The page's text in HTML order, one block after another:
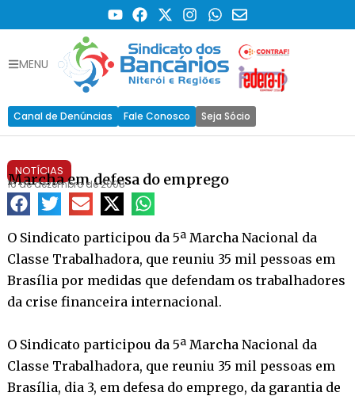
MENU
Canal de Denúncias Fale Conosco Seja Sócio
NOTÍCIAS
Marcha em defesa do emprego
16 de dezembro de 2008
O Sindicato participou da 5ª Marcha Nacional da
Classe Trabalhadora, que reuniu 35 mil pessoas em
Brasília por medidas que defendam os trabalhadores
da crise financeira internacional.
O Sindicato participou da 5ª Marcha Nacional da
Classe Trabalhadora, que reuniu 35 mil pessoas em
Brasília, dia 3, em defesa do emprego, da garantia de